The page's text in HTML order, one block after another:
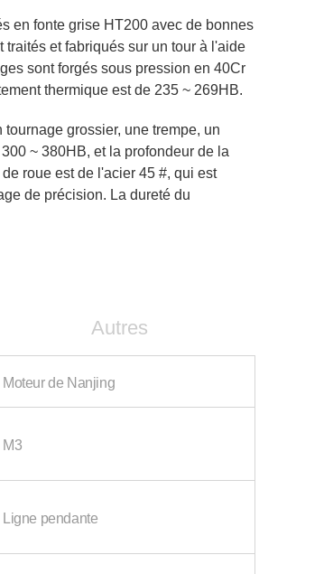
en fonte grise HT200 avec de bonnes
et fabriqués sur un tour à l'aide
sont forgés sous pression en 40Cr
thermique est de 235 ~ 269HB.
grossier, une trempe, un
~ 380HB, et la profondeur de la
roue est de l'acier 45 #, qui est
de précision. La dureté du
Autres
Moteur de Nanjing
M3
Ligne pendante